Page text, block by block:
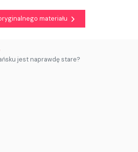
materiału
jest naprawdę stare?